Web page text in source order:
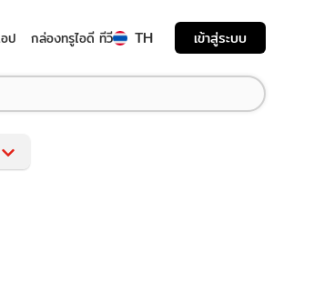
ป กล่องทรูไอดี ทีวี TH เข้าสู่ระบบ